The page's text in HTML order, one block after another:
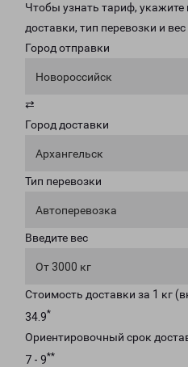
Чтобы узнать тариф, укажите
доставки, тип перевозки и вес
Город отправки
Новороссийск
⇄
Город доставки
Архангельск
Тип перевозки
Автоперевозка
Введите вес
От 3000 кг
Стоимость доставки за 1 кг
34.9*
Ориентировочный срок
7 - 9**